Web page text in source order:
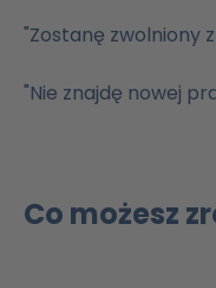
"Zostanę zwolniony
"Nie znajdę nowej
Co możesz